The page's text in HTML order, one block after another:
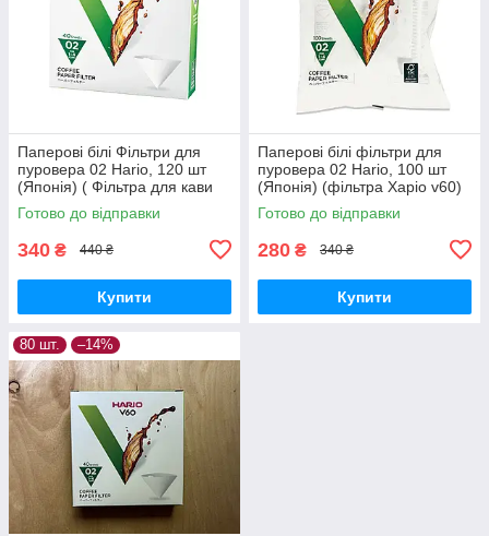
Паперові білі Фільтри для
пуровера 02 Hario, 120 шт
(Японія) ( Фільтра для кави
Харіо v60)
Готово до відправки
340 ₴ 440 ₴
Купити
Паперові білі фільтри для
пуровера 02 Hario, 100 шт
(Японія) (фільтра Харіо v60)
Оригінал
Готово до відправки
280 ₴ 340 ₴
Купити
80 шт. –14%